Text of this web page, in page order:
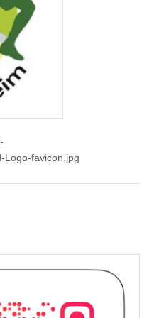
Logo-favicon.jpg